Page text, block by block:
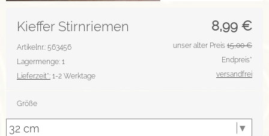
8,99 €
Kieffer Stirnriemen
Artikelnr.: 563456
Lagermenge: 1
Lieferzeit*: 1-2 Werktage
unser alter Preis 15,00 €
Endpreis*
versandfrei
Größe